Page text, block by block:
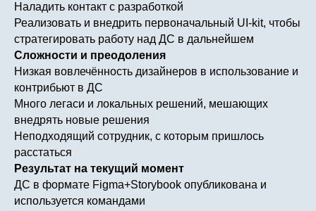
Наладить контакт с разработкой
Реализовать и внедрить первоначальный UI-kit, чтобы
стратегировать работу над ДС в дальнейшем
Сложности и преодоления
Низкая вовлечённость дизайнеров в использование и
контрибьют в ДС
Много легаси и локальных решений, мешающих
внедрять новые решения
Неподходящий сотрудник, с которым пришлось
расстаться
Результат на текущий момент
ДС в формате Figma+Storybook опубликована и
используется командами